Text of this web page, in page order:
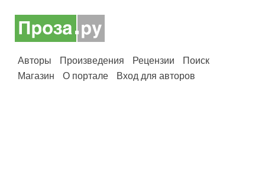
Авторы Произведения Рецензии
Поиск
Магазин
О портале Вход для авторов